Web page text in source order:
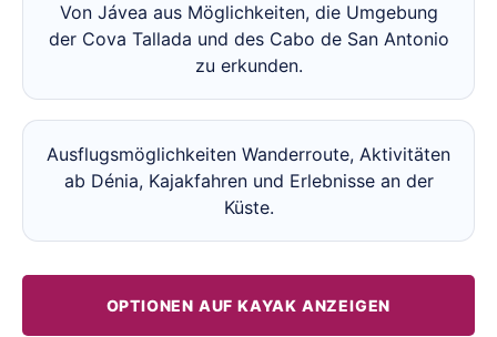
Von Jávea aus Möglichkeiten, die Umgebung
der Cova Tallada und des Cabo de San Antonio
zu erkunden.
Ausflugsmöglichkeiten Wanderroute, Aktivitäten
ab Dénia, Kajakfahren und Erlebnisse an der
Küste.
OPTIONEN AUF KAYAK ANZEIGEN